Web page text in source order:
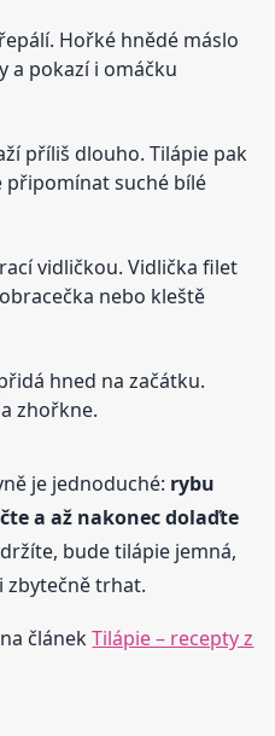
Hořké hnědé máslo
a pokazí i omáčku
příliš dlouho. Tilápie pak
připomínat suché bílé
vidličkou. Vidlička filet
nebo kleště
hned na začátku.
zhořkne.
je jednoduché: rybu
a až nakonec dolaďte
bude tilápie jemná,
zbytečně trhat.
článekTilápie – recepty z